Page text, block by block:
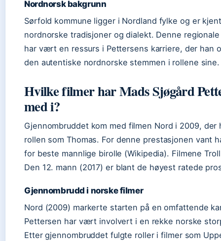
Nordnorsk bakgrunn
Sørfold kommune ligger i Nordland fylke og er
nordnorske tradisjoner og dialekt. Denne
har vært en ressurs i Pettersens karriere, der han
den autentiske nordnorske stemmen i rollene sine.
Hvilke filmer har Mads Sjøgård
med i?
Gjennombruddet kom med filmen Nord i 2009, der
rollen som Thomas. For denne prestasjonen vant
for beste mannlige birolle (Wikipedia). Filmene
Den 12. mann (2017) er blant de høyest ratede
Gjennombrudd i norske filmer
Nord (2009) markerte starten på en omfattende
Pettersen har vært involvert i en rekke norske
Etter gjennombruddet fulgte roller i filmer som